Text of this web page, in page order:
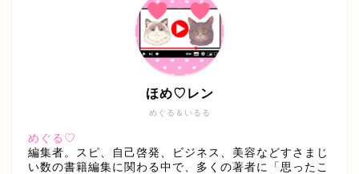
めぐる＆いるる
ほめ♡レン
めぐる♡
編集者。スピ、自己啓発、ビジネス、美容などすさまじ
い数の書籍編集に関わる中で、多くの著者に「思ったこ